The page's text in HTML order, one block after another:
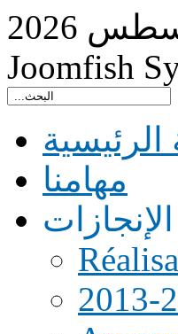
2026
Joomfish
الرئيسية
مهامنا
الإنجازات